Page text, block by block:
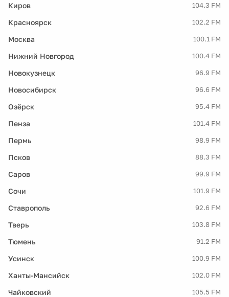
Киров 104.3 FM
Красноярск 102.2 FM
Москва 100.1 FM
Нижний Новгород 100.4 FM
Новокузнецк 96.9 FM
Новосибирск 96.6 FM
Озёрск 95.4 FM
Пенза 101.4 FM
Пермь 98.9 FM
Псков 88.3 FM
Саров 99.9 FM
Сочи 101.9 FM
Ставрополь 92.6 FM
Тверь 103.8 FM
Тюмень 91.2 FM
Усинск 100.9 FM
Ханты-Мансийск 102.0 FM
Чайковский 105.5 FM